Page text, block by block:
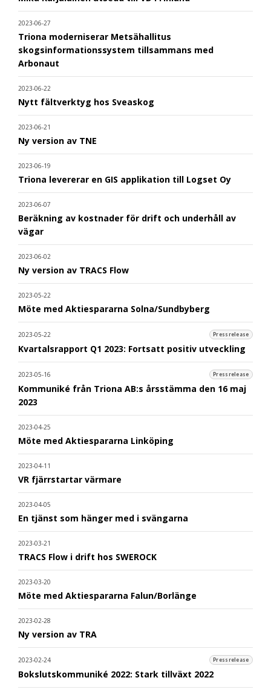
2023-06-27
Triona moderniserar Metsähallitus
skogsinformationssystem tillsammans med
Arbonaut
2023-06-22
Nytt fältverktyg hos Sveaskog
2023-06-21
Ny version av TNE
2023-06-19
Triona levererar en GIS applikation till Logset Oy
2023-06-07
Beräkning av kostnader för drift och underhåll av
vägar
2023-06-02
Ny version av TRACS Flow
2023-05-22
Möte med Aktiespararna Solna/Sundbyberg
2023-05-22 Pressrelease
Kvartalsrapport Q1 2023: Fortsatt positiv utveckling
2023-05-16 Pressrelease
Kommuniké från Triona AB:s årsstämma den 16 maj
2023
2023-04-25
Möte med Aktiespararna Linköping
2023-04-11
VR fjärrstartar värmare
2023-04-05
En tjänst som hänger med i svängarna
2023-03-21
TRACS Flow i drift hos SWEROCK
2023-03-20
Möte med Aktiespararna Falun/Borlänge
2023-02-28
Ny version av TRA
2023-02-24 Pressrelease
Bokslutskommuniké 2022: Stark tillväxt 2022